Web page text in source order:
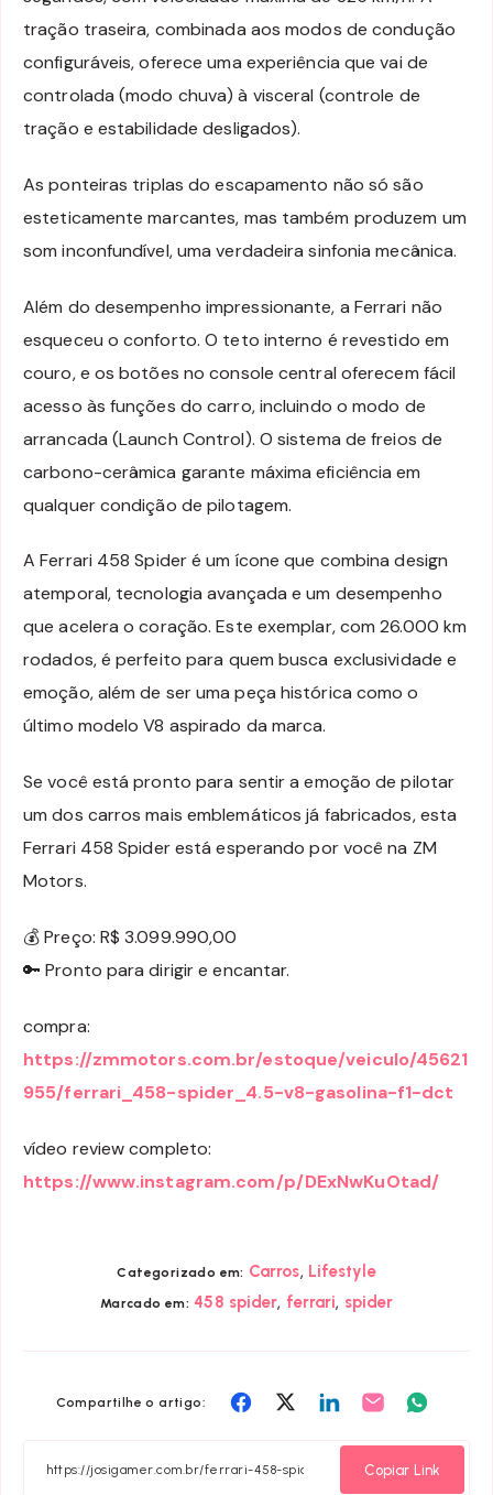
tração traseira, combinada aos modos de condução
configuráveis, oferece uma experiência que vai de
controlada (modo chuva) à visceral (controle de
tração e estabilidade desligados).
As ponteiras triplas do escapamento não só são
esteticamente marcantes, mas também produzem um
som inconfundível, uma verdadeira sinfonia mecânica.
Além do desempenho impressionante, a Ferrari não
esqueceu o conforto. O teto interno é revestido em
couro, e os botões no console central oferecem fácil
acesso às funções do carro, incluindo o modo de
arrancada (Launch Control). O sistema de freios de
carbono-cerâmica garante máxima eficiência em
qualquer condição de pilotagem.
A Ferrari 458 Spider é um ícone que combina design
atemporal, tecnologia avançada e um desempenho
que acelera o coração. Este exemplar, com 26.000 km
rodados, é perfeito para quem busca exclusividade e
emoção, além de ser uma peça histórica como o
último modelo V8 aspirado da marca.
Se você está pronto para sentir a emoção de pilotar
um dos carros mais emblemáticos já fabricados, esta
Ferrari 458 Spider está esperando por você na ZM
Motors.
💰 Preço: R$ 3.099.990,00
🔑 Pronto para dirigir e encantar.
compra:
https://zmmotors.com.br/estoque/veiculo/45621
955/ferrari_458-spider_4.5-v8-gasolina-f1-dct
vídeo review completo:
https://www.instagram.com/p/DExNwKuOtad/
Categorizado em: Carros, Lifestyle
Marcado em: 458 spider, ferrari, spider
Compartilhe o artigo:
Compartilhar
Facebook
Compartilhar
Twitter
Compartilhar
Linkedin
Compartilhar
Email
Copiar Link